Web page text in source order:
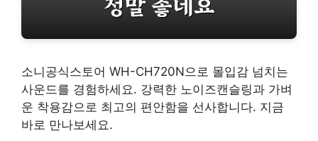
소니공식스토어 WH-CH720N으로 몰입감 넘치는
사운드를 경험하세요. 강력한 노이즈캔슬링과 가벼
운 착용감으로 최고의 편안함을 선사합니다. 지금
바로 만나보세요.